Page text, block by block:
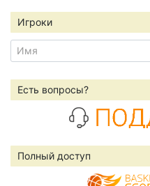
Игроки
Имя
Есть вопросы?
Полный доступ